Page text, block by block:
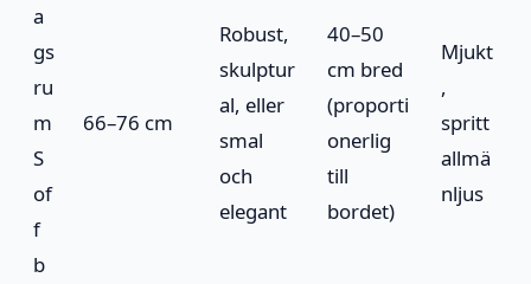
a
gs
ru
m
S
of
f
b
66–76 cm
Robust,
skulptur
al, eller
smal
och
elegant
40–50
cm bred
(proporti
onerlig
till
bordet)
Mjukt
,
spritt
allmä
nljus